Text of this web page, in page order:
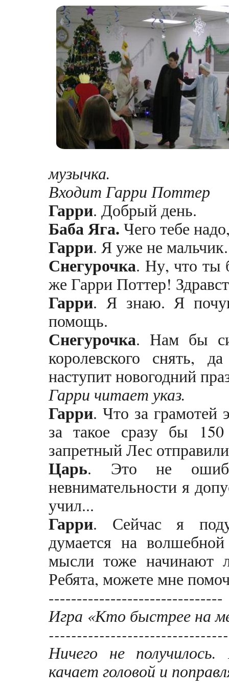
музычка.
Входит Гарри Поттер
Гарри. Добрый день.
Баба Яга. Чего тебе
Гарри. Я уже не
Снегурочка. Ну, что ты
же Гарри Поттер!
Гарри. Я знаю. Я
помощь.
Снегурочка. Нам бы
королевского снять,
наступит новогодний
Гарри читает указ.
Гарри. Что за грамотей
за такое сразу бы
запретный Лес
Царь. Это не
невнимательности я
учил...
Гарри. Сейчас я
думается на
мысли тоже начинают
Ребята, можете мне
-------------------------------
Игра «Кто быстрее на
Ничего не получилось.
качает головой и